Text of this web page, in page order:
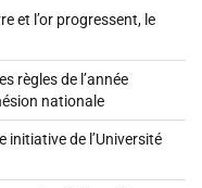
et l’or progressent, le
règles de l’année
nationale
initiative de l’Université